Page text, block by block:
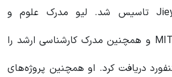
ارشد فناوری Jieyi Long تاسیس شد. لیو مدرک علوم و
مهندسی کامپیوتر را از MIT و همچنین مدرک کارشناسی ارشد را
دریافت کرد. او همچنین پروژه‌های